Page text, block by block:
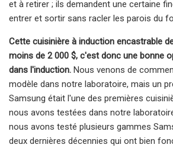
et à retirer ; ils demandent une certaine
entrer et sortir sans racler les parois du
Cette cuisinière à induction encastrable
moins de 2 000 $, c'est donc une bonne
dans l'induction. Nous venons de
modèle dans notre laboratoire, mais un
Samsung était l'une des premières
nous avons testées dans notre
nous avons testé plusieurs gammes
deux dernières décennies qui ont bien